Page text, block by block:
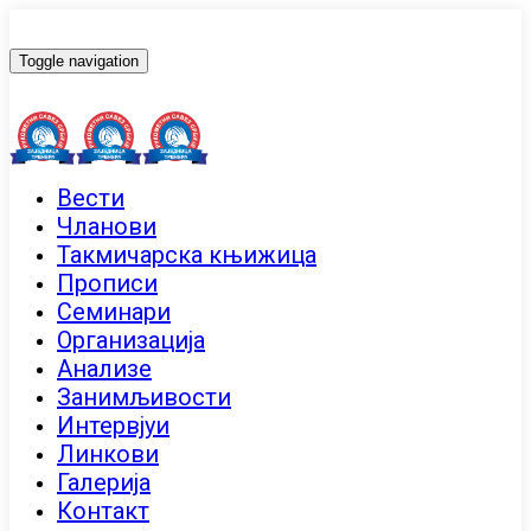
Toggle navigation
Вести
Чланови
Такмичарска књижица
Прописи
Семинари
Организација
Анализе
Занимљивости
Интервјуи
Линкови
Галерија
Контакт